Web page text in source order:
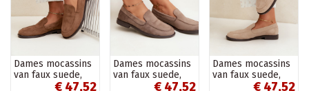
Dames mocassins
van faux suede,
bruin Laisie€ 47,52
Dames mocassins
van faux suede,
kleikleur Laisie
€ 47,52
Dames mocassins
van faux suede,
zandkleur Laisie
€ 47,52